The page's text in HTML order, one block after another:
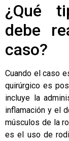
¿Qué
debe
caso?
Cuando el caso
quirúrgico es
incluye la
inflamación y el
músculos de la
es el uso de